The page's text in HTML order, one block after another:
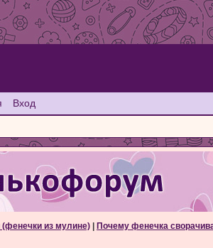
Вход
из мулине) Почему фенечка